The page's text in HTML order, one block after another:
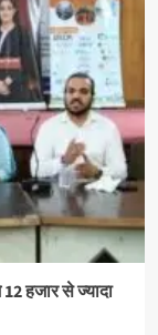
हजार से ज्यादा